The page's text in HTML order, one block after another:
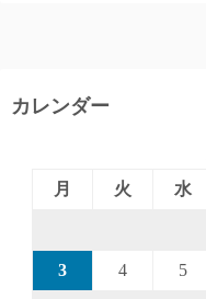
カレンダー
月
火 水
3 4 5